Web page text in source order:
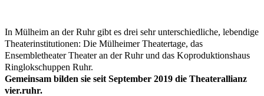
In Mülheim an der Ruhr gibt es drei sehr unterschiedliche, lebendige
Theaterinstitutionen: Die Mülheimer Theatertage, das
Ensembletheater Theater an der Ruhr und das Koproduktionshaus
Ringlokschuppen Ruhr.
Gemeinsam bilden sie seit September 2019 die Theaterallianz
vier.ruhr.